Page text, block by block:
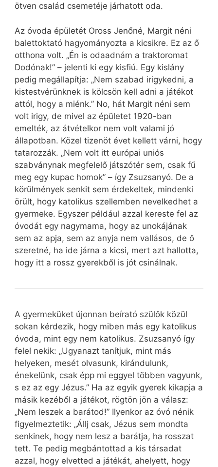
ötven család csemetéje járhatott oda.
Az óvoda épületét Oross Jenőné, Margit néni
balettoktató hagyományozta a kicsikre. Ez az ő
otthona volt. „Én is odaadnám a traktoromat
Dodónak!” – jelenti ki egy kisfiú. Egy kislány
pedig megállapítja: „Nem szabad irigykedni, a
kistestvérünknek is kölcsön kell adni a játékot
attól, hogy a miénk.” No, hát Margit néni sem
volt irigy, de mivel az épületet 1920-ban
emelték, az átvételkor nem volt valami jó
állapotban. Közel tizenöt évet kellett várni, hogy
tatarozzák. „Nem volt itt európai uniós
szabványnak megfelelő játszótér sem, csak fű
meg egy kupac homok” – így Zsuzsanyó. De a
körülmények senkit sem érdekeltek, mindenki
örült, hogy katolikus szellemben nevelkedhet a
gyermeke. Egyszer például azzal kereste fel az
óvodát egy nagymama, hogy az unokájának
sem az apja, sem az anyja nem vallásos, de ő
szeretné, ha ide járna a kicsi, mert azt hallotta,
hogy itt a rossz gyerekből is jót csinálnak.
A gyermeküket újonnan beírató szülők közül
sokan kérdezik, hogy miben más egy katolikus
óvoda, mint egy nem katolikus. Zsuzsanyó így
felel nekik: „Ugyanazt tanítjuk, mint más
helyeken, mesét olvasunk, kirándulunk,
énekelünk, csak épp mi eggyel többen vagyunk,
s ez az egy Jézus.” Ha az egyik gyerek kikapja a
másik kezéből a játékot, rögtön jön a válasz:
„Nem leszek a barátod!” Ilyenkor az óvó nénik
figyelmeztetik: „Állj csak, Jézus sem mondta
senkinek, hogy nem lesz a barátja, ha rosszat
tett. Te pedig megbántottad a kis társadat
azzal, hogy elvetted a játékát, ahelyett, hogy